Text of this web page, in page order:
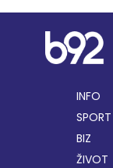
INFO
SPORT
BIZ
ŽIVOT